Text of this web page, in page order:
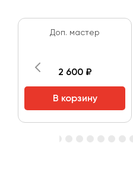
Доп. мастер
2 600 ₽
В корзину